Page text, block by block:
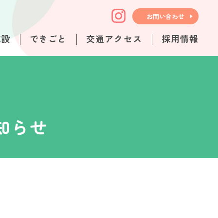
お問い合わせ
できごと 交通アクセス 採用情報
らせ